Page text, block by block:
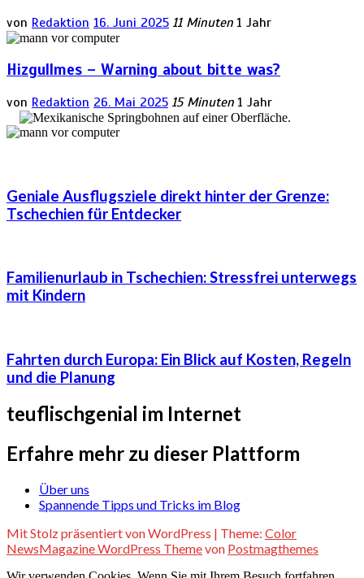
von Redaktion 16. Juni 2025 11 Minuten 1 Jahr
Hizgullmes – Warning about bitte was?
von Redaktion 26. Mai 2025 15 Minuten 1 Jahr
Geniale Ausflugsziele direkt hinter der Grenze:
Tschechien für Entdecker
Familienurlaub in Tschechien: Stressfrei unterwegs
mit Kindern
Fahrten durch Europa: Ein Blick auf Kosten, Regeln
und die Planung
teuflischgenial im Internet
Erfahre mehr zu dieser Plattform
Über uns
Spannende Tipps und Tricks im Blog
Mit Stolz präsentiert von WordPress | Theme: Color
NewsMagazine WordPress Themevon Postmagthemes